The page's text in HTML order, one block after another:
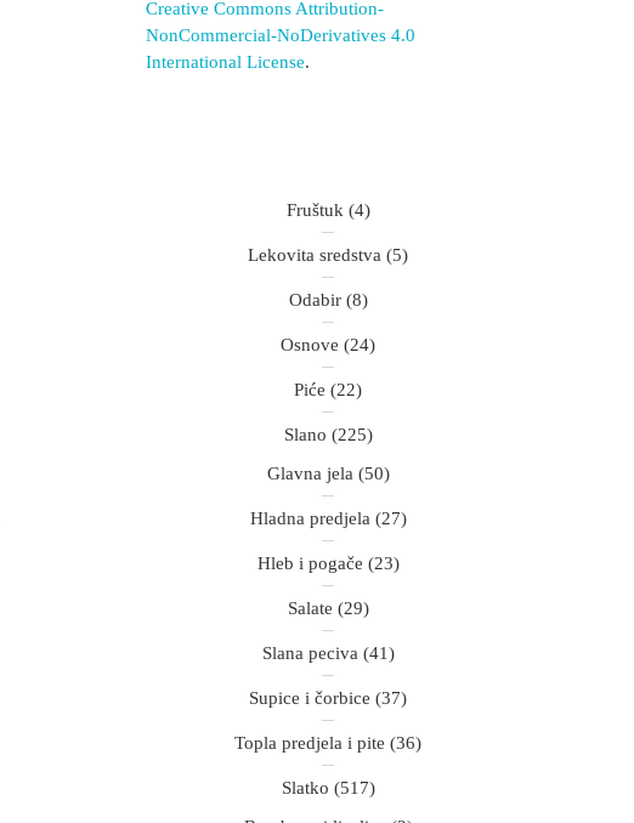
Creative Commons Attribution-
NonCommercial-NoDerivatives 4.0
International License.
Fruštuk (4)
Lekovita sredstva (5)
Odabir(8)
Osnove (24)
Piće (22)
Slano (225)
Glavna jela (50)
Hladna predjela (27)
Hleb i pogače (23)
Salate (29)
Slana peciva (41)
Supice i čorbice (37)
Topla predjela i pite (36)
Slatko (517)